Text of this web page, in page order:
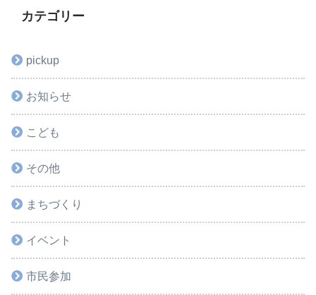
カテゴリー
pickup
お知らせ
こども
その他
まちづくり
イベント
市民参加